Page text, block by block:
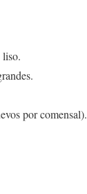
liso.
por comensal).